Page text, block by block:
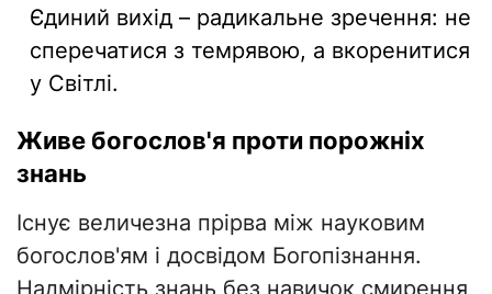
Єдиний вихід – радикальне зречення: не
сперечатися з темрявою, а вкоренитися
у Світлі.
Живе богослов'я проти порожніх
знань
​Існує величезна прірва між науковим
богослов'ям і досвідом Богопізнання.